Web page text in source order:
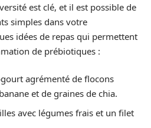
est clé, et il est possible de
simples dans votre
idées de repas qui permettent
de prébiotiques :
agrémenté de flocons
et de graines de chia.
avec légumes frais et un filet